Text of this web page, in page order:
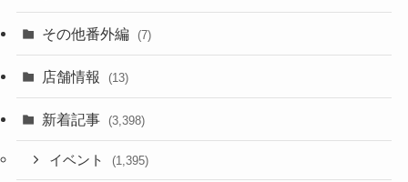
その他番外編 (7)
店舗情報 (13)
新着記事 (3,398)
イベント (1,395)